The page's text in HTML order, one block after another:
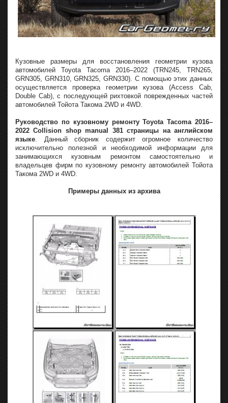
Кузовные размеры для восстановления геометрии кузова
автомобилей Toyota Tacoma 2016–2022 (TRN245, TRN265,
GRN305, GRN310, GRN325, GRN330). С помощью этих данных
осуществляется проверка геометрии кузова (Access Cab,
Double Cab), с последующей рихтовкой поврежденных частей
автомобилей Тойота Такома 2WD и 4WD.
Руководство по кузовному ремонту Toyota Tacoma 2016–
2022 Collision shop manual 381 страницы на английском
языке . Данный сборник содержит огромное количество
исключительно полезной и необходимой информации для
занимающихся кузовным ремонтом самостоятельно и
владельцев фирм по кузовному ремонту автомобилей Тойота
Такома 2WD и 4WD.
Примеры данных из архива